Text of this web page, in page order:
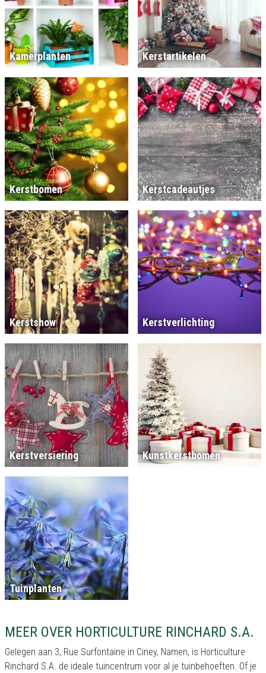
Kamerplanten Kerstartikelen
Kerstbomen Kerstcadeautjes
Kerstshow Kerstverlichting
Kerstversiering Kunstkerstbomen
Tuinplanten
MEER OVER HORTICULTURE RINCHARD S.A.
Gelegen aan 3, Rue Surfontaine in Ciney, Namen, is Horticulture
Rinchard S.A. de ideale tuincentrum voor al je tuinbehoeften. Of je